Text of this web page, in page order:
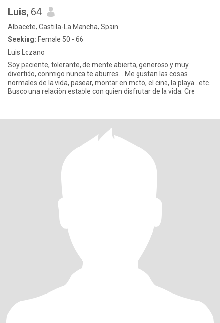
Luis, 64
Albacete, Castilla-La Mancha, Spain
Seeking: Female 50 - 66
Luis Lozano
Soy paciente, tolerante, de mente abierta, generoso y muy
divertido, conmigo nunca te aburres... Me gustan las cosas
normales de la vida, pasear, montar en moto, el cine, la playa...etc.
Busco una relaciòn estable con quien disfrutar de la vida. Cre